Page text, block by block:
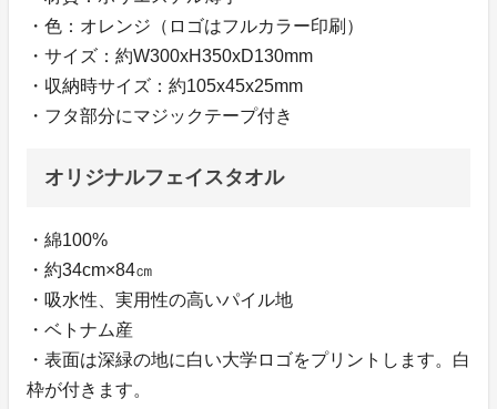
・色：オレンジ（ロゴはフルカラー印刷）
・サイズ：約W300xH350xD130mm
・収納時サイズ：約105x45x25mm
・フタ部分にマジックテープ付き
オリジナルフェイスタオル
・綿100%
・約34cm×84㎝
・吸水性、実用性の高いパイル地
・ベトナム産
・表面は深緑の地に白い大学ロゴをプリントします。白
枠が付きます。